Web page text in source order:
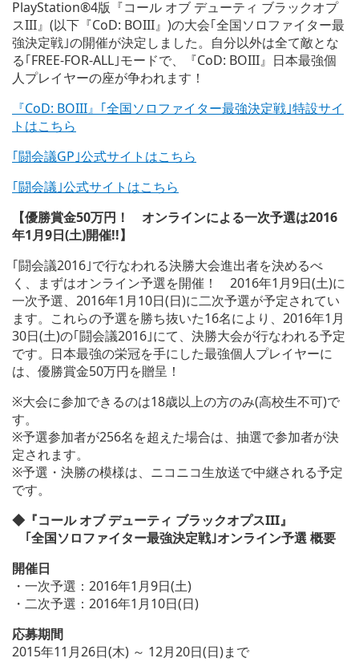
PlayStation®4版『コール オブ デューティ ブラックオプ
スIII』(以下『CoD: BOIII』)の大会｢全国ソロファイター最
強決定戦｣の開催が決定しました。自分以外は全て敵とな
る｢FREE-FOR-ALL｣モードで、『CoD: BOIII』日本最強個
人プレイヤーの座が争われます！
『CoD: BOIII』｢全国ソロファイター最強決定戦｣特設サイ
トはこちら
｢闘会議GP｣公式サイトはこちら
｢闘会議｣公式サイトはこちら
【優勝賞金50万円！ オンラインによる一次予選は2016
年1月9日(土)開催!!】
｢闘会議2016｣で行なわれる決勝大会進出者を決めるべ
く、まずはオンライン予選を開催！ 2016年1月9日(土)に
一次予選、2016年1月10日(日)に二次予選が予定されてい
ます。これらの予選を勝ち抜いた16名により、2016年1月
30日(土)の｢闘会議2016｣にて、決勝大会が行なわれる予定
です。日本最強の栄冠を手にした最強個人プレイヤーに
は、優勝賞金50万円を贈呈！
※大会に参加できるのは18歳以上の方のみ(高校生不可)で
す。
※予選参加者が256名を超えた場合は、抽選で参加者が決
定されます。
※予選・決勝の模様は、ニコニコ生放送で中継される予定
です。
◆『コール オブ デューティ ブラックオプスIII』
｢全国ソロファイター最強決定戦｣オンライン予選 概要
開催日
・一次予選：2016年1月9日(土)
・二次予選：2016年1月10日(日)
応募期間
2015年11月26日(木) ～ 12月20日(日)まで